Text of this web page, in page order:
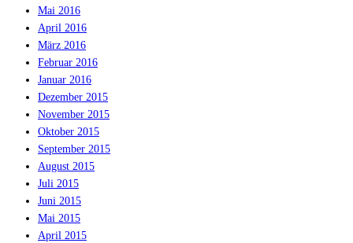
Mai 2016
April 2016
März 2016
Februar 2016
Januar 2016
Dezember 2015
November 2015
Oktober 2015
September 2015
August 2015
Juli 2015
Juni 2015
Mai 2015
April 2015